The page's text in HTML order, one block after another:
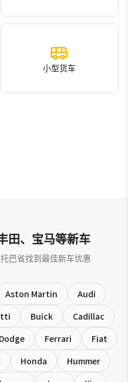
小型货车
田、宝马等新车
巴省找到最佳新车优惠
Aston Martin
Audi
Buick
Cadillac
Dodge Ferrari
Fiat
Honda
Hummer